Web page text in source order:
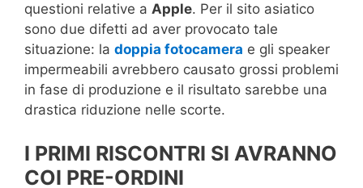
questioni relative a Apple. Per il sito asiatico
sono due difetti ad aver provocato tale
situazione: la doppia fotocamera e gli speaker
impermeabili avrebbero causato grossi problemi
in fase di produzione e il risultato sarebbe una
drastica riduzione nelle scorte.
I PRIMI RISCONTRI SI AVRANNO
COI PRE-ORDINI